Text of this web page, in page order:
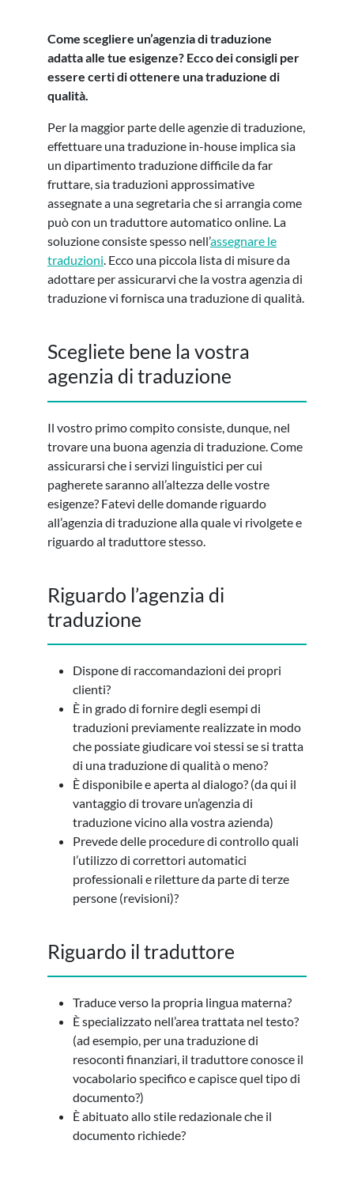
Come scegliere un’agenzia di traduzione
adatta alle tue esigenze? Ecco dei consigli per
essere certi di ottenere una traduzione di
qualità.
Per la maggior parte delle agenzie di traduzione,
effettuare una traduzione in-house implica sia
un dipartimento traduzione difficile da far
fruttare, sia traduzioni approssimative
assegnate a una segretaria che si arrangia come
può con un traduttore automatico online. La
soluzione consiste spesso nell’assegnare le
traduzioni. Ecco una piccola lista di misure da
adottare per assicurarvi che la vostra agenzia di
traduzione vi fornisca una traduzione di qualità.
Scegliete bene la vostra
agenzia di traduzione
Il vostro primo compito consiste, dunque, nel
trovare una buona agenzia di traduzione. Come
assicurarsi che i servizi linguistici per cui
pagherete saranno all’altezza delle vostre
esigenze? Fatevi delle domande riguardo
all’agenzia di traduzione alla quale vi rivolgete e
riguardo al traduttore stesso.
Riguardo l’agenzia di
traduzione
Dispone di raccomandazioni dei propri
clienti?
È in grado di fornire degli esempi di
traduzioni previamente realizzate in modo
che possiate giudicare voi stessi se si tratta
di una traduzione di qualità o meno?
È disponibile e aperta al dialogo? (da qui il
vantaggio di trovare un’agenzia di
traduzione vicino alla vostra azienda)
Prevede delle procedure di controllo quali
l’utilizzo di correttori automatici
professionali e riletture da parte di terze
persone (revisioni)?
Riguardo il traduttore
Traduce verso la propria lingua materna?
È specializzato nell’area trattata nel testo?
(ad esempio, per una traduzione di
resoconti finanziari, il traduttore conosce il
vocabolario specifico e capisce quel tipo di
documento?)
È abituato allo stile redazionale che il
documento richiede?